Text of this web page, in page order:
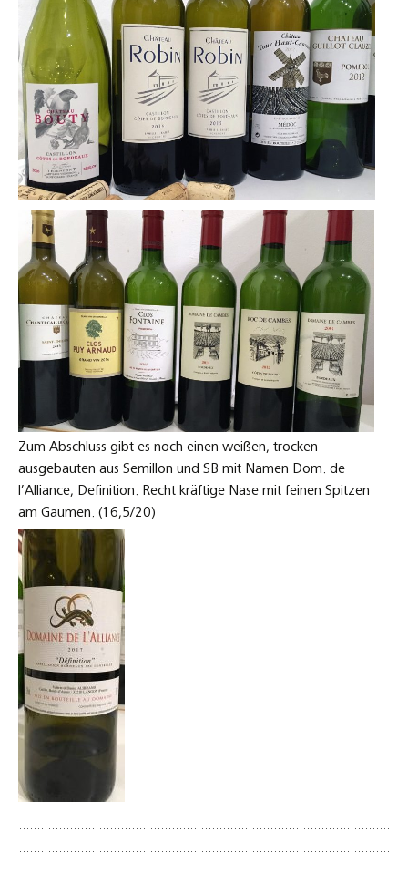
Zum Abschluss gibt es noch einen weißen, trocken
ausgebauten aus Semillon und SB mit Namen Dom. de
l’Alliance, Definition. Recht kräftige Nase mit feinen Spitzen
am Gaumen. (16,5/20)